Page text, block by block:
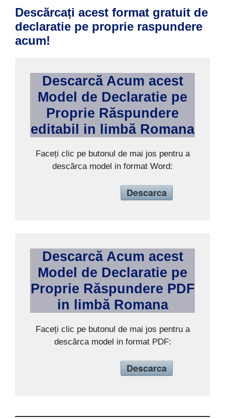
Descărcați acest format gratuit de
declaratie pe proprie raspundere
acum!
Descarcă Acum acest
Model de Declaratie pe
Proprie Răspundere
editabil in limbăRomana
Faceți clic pe butonul de mai jos pentru a
descărca model in format Word:
Descarca
Descarcă Acum acest
Model de Declaratie pe
Proprie Răspundere PDF
in limbăRomana
Faceți clic pe butonul de mai jos pentru a
descărca model in format PDF:
Descarca